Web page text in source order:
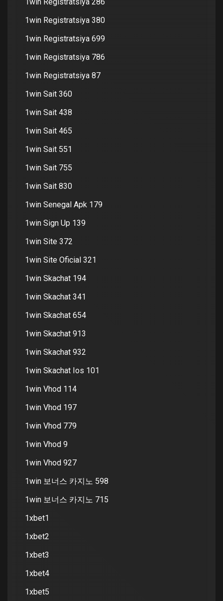
1win Registratsiya 286
1win Registratsiya 380
1win Registratsiya 699
1win Registratsiya 786
1win Registratsiya 87
1win Sait 360
1win Sait 438
1win Sait 465
1win Sait 551
1win Sait 755
1win Sait 830
1win Senegal Apk 179
1win Sign Up 139
1win Site 372
1win Site Oficial 321
1win Skachat 194
1win Skachat 341
1win Skachat 654
1win Skachat 913
1win Skachat 932
1win Skachat Ios 101
1win Vhod 114
1win Vhod 197
1win Vhod 779
1win Vhod 9
1win Vhod 927
1win 보너스 카지노 598
1win 보너스 카지노 715
1xbet1
1xbet2
1xbet3
1xbet4
1xbet5